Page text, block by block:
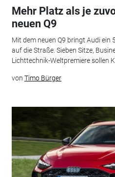
Mehr Platz als je
neuen Q9
Mit dem neuen Q9 bringt Audi ein
auf die Straße. Sieben Sitze,
Lichttechnik-Weltpremiere sollen
von Timo Bürger